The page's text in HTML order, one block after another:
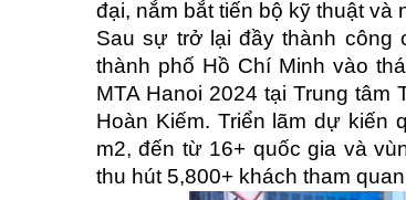
đại, nắm bắt tiến bộ kỹ thuật
Sau sự trở lại đầy thành công
thành phố Hồ Chí Minh vào
MTA Hanoi 2024 tại Trung tâm
Hoàn Kiếm. Triển lãm dự kiến
m2, đến từ 16+ quốc gia và
thu hút 5,800+ khách tham